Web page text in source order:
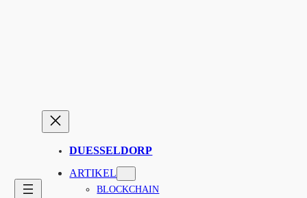
DUESSELDORP
ARTIKEL
BLOCKCHAIN